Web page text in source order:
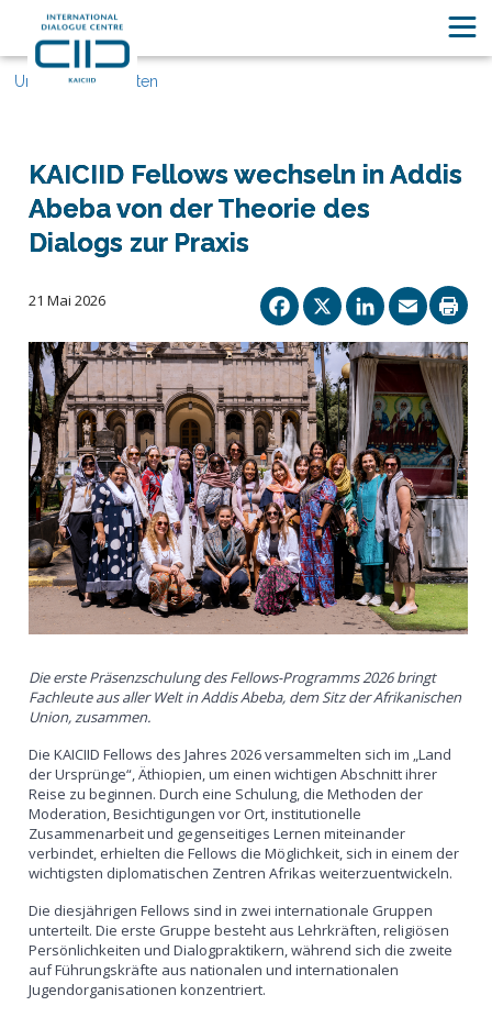
Unsere Geschichten
KAICIID Fellows wechseln in Addis
Abeba von der Theorie des
Dialogs zur Praxis
21 Mai 2026 Facebook
X
Die erste Präsenzschulung des Fellows-Programms 2026 bringt
Fachleute aus aller Welt in Addis Abeba, dem Sitz der Afrikanischen
Union, zusammen.
Die KAICIID Fellows des Jahres 2026 versammelten sich im „Land
der Ursprünge“, Äthiopien, um einen wichtigen Abschnitt ihrer
Reise zu beginnen. Durch eine Schulung, die Methoden der
Moderation, Besichtigungen vor Ort, institutionelle
Zusammenarbeit und gegenseitiges Lernen miteinander
verbindet, erhielten die Fellows die Möglichkeit, sich in einem der
wichtigsten diplomatischen Zentren Afrikas weiterzuentwickeln.
Die diesjährigen Fellows sind in zwei internationale Gruppen
unterteilt. Die erste Gruppe besteht aus Lehrkräften, religiösen
Persönlichkeiten und Dialogpraktikern, während sich die zweite
auf Führungskräfte aus nationalen und internationalen
Jugendorganisationen konzentriert.